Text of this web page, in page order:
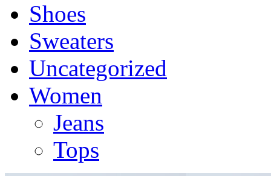
Shoes
Sweaters
Uncategorized
Women
Jeans
Tops